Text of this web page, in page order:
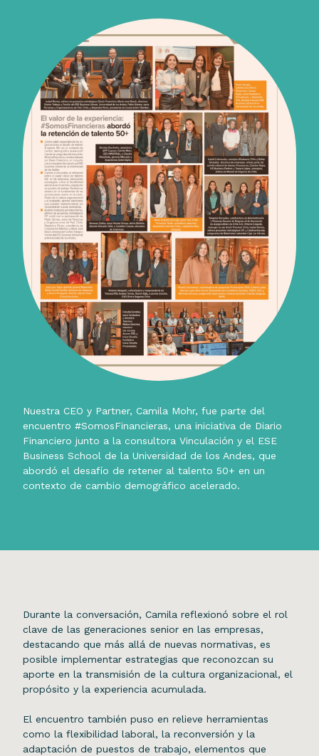
Nuestra CEO y Partner, Camila Mohr, fue parte del
encuentro #SomosFinancieras, una iniciativa de Diario
Financiero junto a la consultora Vinculación y el ESE
Business School de la Universidad de los Andes, que
abordó el desafío de retener al talento 50+ en un
contexto de cambio demográfico acelerado.
Durante la conversación, Camila reflexionó sobre el rol
clave de las generaciones senior en las empresas,
destacando que más allá de nuevas normativas, es
posible implementar estrategias que reconozcan su
aporte en la transmisión de la cultura organizacional, el
propósito y la experiencia acumulada.
El encuentro también puso en relieve herramientas
como la flexibilidad laboral, la reconversión y la
adaptación de puestos de trabajo, elementos que